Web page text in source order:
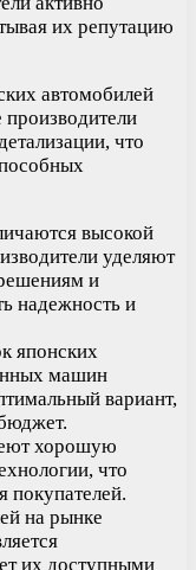
их репутацию
автомобилей
производители
что
высокой
уделяют
и
надежность и
японских
машин
вариант,
хорошую
что
покупателей.
на рынке
их доступными